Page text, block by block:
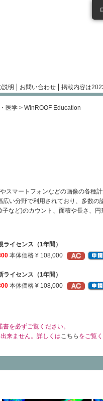
説明 お問い合わせ 掲載内容は
医学 > WinROOF Education
スマートフォンなどの画像の各種
い分野で利用されており、多数の
など)のカウント、面積や長さ、円
ライセンス（1年間）
本体価格 ¥ 108,000
ライセンス（1年間）
本体価格 ¥ 108,000
を必ずご覧ください。
来ません。詳しくはこちら をご覧く